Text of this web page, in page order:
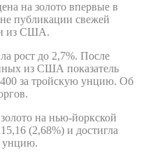
на золото впервые в
публикации свежей
из США.
рост до 2,7%. После
из США показатель
за тройскую унцию. Об
на нью-йоркской
(2,68%) и достигла
унцию.